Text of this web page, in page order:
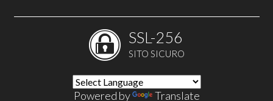
SSL-256
SITO SICURO
Powered by Translate